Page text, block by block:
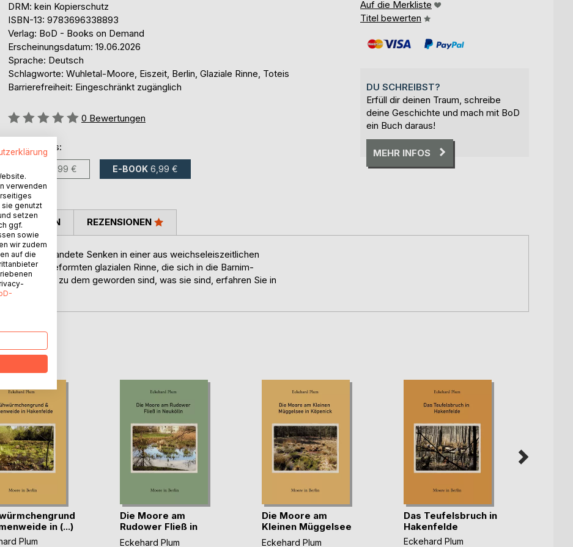
DRM: kein Kopierschutz
ISBN-13: 9783696338893
Verlag: BoD - Books on Demand
Erscheinungsdatum: 19.06.2026
Sprache: Deutsch
Schlagworte: Wuhletal-Moore, Eiszeit, Berlin, Glaziale Rinne, Toteis
Barrierefreiheit: Eingeschränkt zugänglich
Bewertung::
0 Bewertungen
erhältlich als:
11,99 € E-BOOK 6,99 €
Auf die Merkliste
Titel bewerten
DU SCHREIBST?
Erfüll dir deinen Traum, schreibe
deine Geschichte und mach mit BoD
ein Buch daraus!
MEHR INFOS
um verlandete Senken in einer aus weichseleiszeitlichen
geformten glazialen Rinne, die sich in die Barnim-
Moore zu dem geworden sind, was sie sind, erfahren Sie in
REZENSIONEN
in (...)
Plum
Die Moore am
Rudower Fließ in
Neuk(...)
Eckehard Plum
Die Moore am
Kleinen Müggelsee
in (...)
Eckehard Plum
Das Teufelsbruch in
Hakenfelde
Eckehard Plum
verwenden
sie genutzt
setzen
ggf.
sowie
wir zudem
auf die